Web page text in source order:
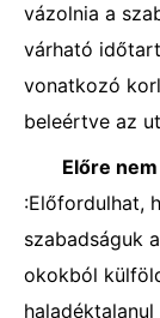
vázolnia a
várható
vonatkozó
beleértve az
Előre
:Előfordulhat,
szabadságuk
okokból